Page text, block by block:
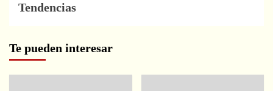
Tendencias
Te pueden interesar